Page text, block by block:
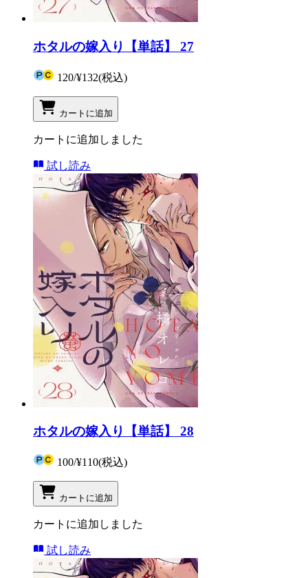
ホタルの嫁入り【単話】 27
120/¥132(税込)
カートに追加
カートに追加しました
試し読み
ホタルの嫁入り【単話】 28
100/¥110(税込)
カートに追加
カートに追加しました
試し読み